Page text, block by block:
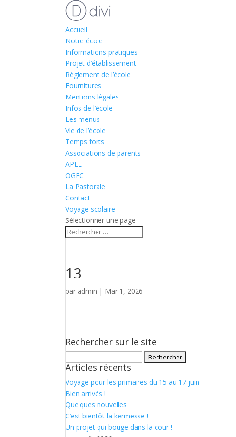
Accueil
Notre école
Informations pratiques
Projet d’établissement
Règlement de l’école
Fournitures
Mentions légales
Infos de l’école
Les menus
Vie de l’école
Temps forts
Associations de parents
APEL
OGEC
La Pastorale
Contact
Voyage scolaire
Sélectionner une page
13
par admin | Mar 1, 2026
Rechercher sur le site
Articles récents
Voyage pour les primaires du 15 au 17 juin
Bien arrivés !
Quelques nouvelles
C’est bientôt la kermesse !
Un projet qui bouge dans la cour !